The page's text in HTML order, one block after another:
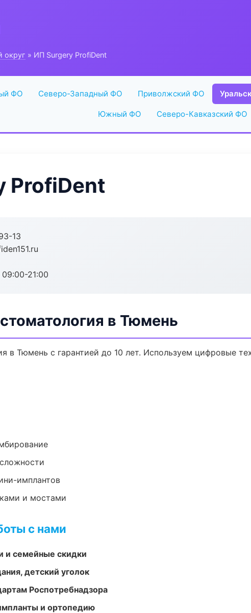
округ » ИП Surgery ProfiDent
ФО Северо-Западный ФО Приволжский ФО
Южный ФО Северо-Кавказский ФО
ProfiDent
13
21:00
в Тюмень
в Тюмень с гарантией до 10 лет. Используем цифровые
имплантов
и мостами
с нами
и семейные скидки
детский уголок
Роспотребнадзора
и ортопедию